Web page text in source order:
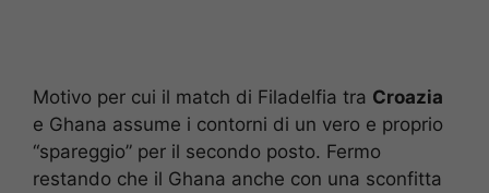
Motivo per cui il match di Filadelfia tra Croazia
e Ghana assume i contorni di un vero e proprio
“spareggio” per il secondo posto. Fermo
restando che il Ghana anche con una sconfitta